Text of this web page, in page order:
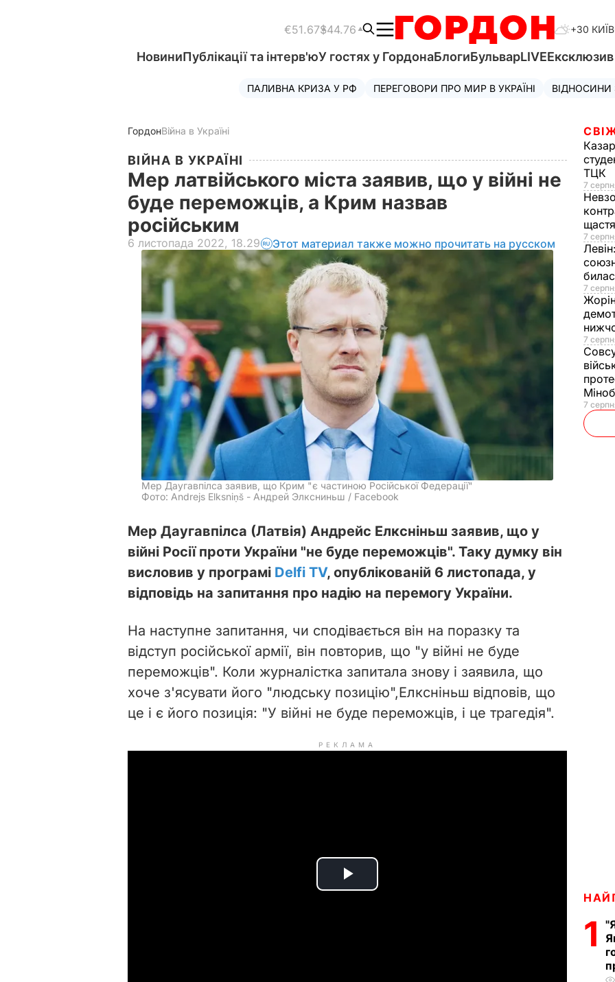
€51.67$44.76 +30 КИЇВ
НовиниПублікації та інтерв'юУ гостях у ГордонаБлогиБульварLIVEЕксклюзив
ПАЛИВНА КРИЗА У РФ ПЕРЕГОВОРИ ПРО МИР В УКРАЇНІ
ГордонВійна в Україні
ВІЙНА В УКРАЇНІ
Мер латвійського міста заявив, що у війні не
буде переможців, а Крим назвав
російським
6 листопада 2022, 18.29 Этот материал также можно прочитать на русском
Мер Даугавпілса заявив, що Крим "є частиною Російської Федерації"
Фото: Andrejs Elksniņš - Андрей Элксниньш / Facebook
Мер Даугавпілса (Латвія) Андрейс Елксніньш заявив, що у
війні Росії проти України "не буде переможців". Таку думку він
висловив у програмі Delfi TV, опублікованій 6 листопада, у
відповідь на запитання про надію на перемогу України.
На наступне запитання, чи сподівається він на поразку та
відступ російської армії, він повторив, що "у війні не буде
переможців". Коли журналістка запитала знову і заявила, що
хоче з'ясувати його "людську позицію",Елксніньш відповів, що
це і є його позиція: "У війні не буде переможців, і це трагедія".
РЕКЛАМА
P
ТЦК
7
щастя
7
Левін:
7
7
7
1